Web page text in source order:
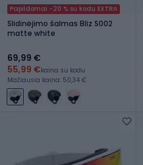
Papildomai -20 % su kodu EXTRA
Slidinėjimo šalmas Bliz S002
matte white
69,99 €
55,99 €kaina su kodu
Mažiausia kaina: 50,34 €